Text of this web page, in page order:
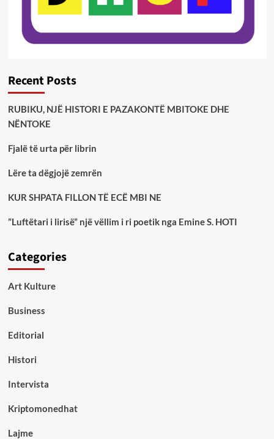
Recent Posts
RUBIKU, NJË HISTORI E PAZAKONTË MBITOKE DHE
NËNTOKE
Fjalë të urta për librin
Lëre ta dëgjojë zemrën
KUR SHPATA FILLON TË ECË MBI NE
”Luftëtari i lirisë” një vëllim i ri poetik nga Emine S. HOTI
Categories
Art Kulture
Business
Editorial
Histori
Intervista
Kriptomonedhat
Lajme